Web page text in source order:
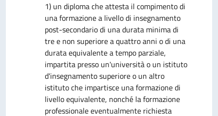
1) un diploma che attesta il compimento di
una formazione a livello di insegnamento
post-secondario di una durata minima di
tre e non superiore a quattro anni o di una
durata equivalente a tempo parziale,
impartita presso un'università o un istituto
d'insegnamento superiore o un altro
istituto che impartisce una formazione di
livello equivalente, nonché la formazione
professionale eventualmente richiesta